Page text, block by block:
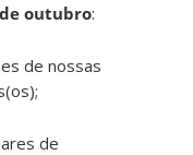
outubro:
de nossas
de